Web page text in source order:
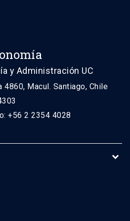
y Administración UC
4860, Macul. Santiago, Chile
+56 2 2354 4028